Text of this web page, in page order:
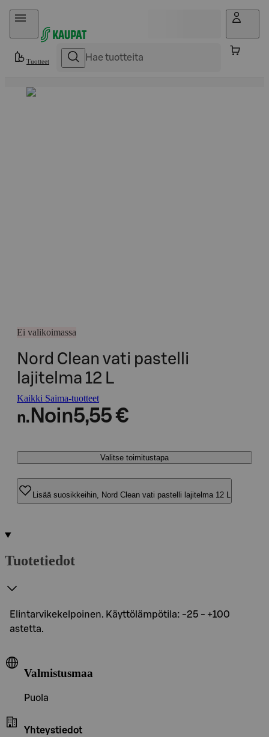
Hyppää sisältöön
Tuotteet
Ei valikoimassa
Nord Clean vati pastelli
lajitelma 12 L
Kaikki Saima-tuotteet
n. Noin5,55 €
Valitse toimitustapa
Lisää suosikkeihin, Nord Clean vati pastelli lajitelma 12 L
Tuotetiedot
Elintarvikekelpoinen. Käyttölämpötila: -25 - +100
astetta.
Valmistusmaa
Puola
Yhteystiedot